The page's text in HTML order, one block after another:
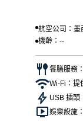
航空公司：墨
機齡：--
餐膳服務
Wi-Fi：提
USB 插頭
娛樂設施